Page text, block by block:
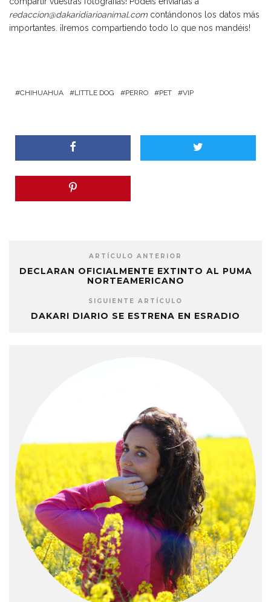
redaccion@dakaridiarioanimal.comcontándonos los datos más
importantes. ¡Iremos compartiendo todo lo que nos mandéis!
CHIHUAHUA LITTLE DOG PERRO PET VIP
ARTÍCULO ANTERIOR
DECLARAN OFICIALMENTE EXTINTO AL PUMA
NORTEAMERICANO
SIGUIENTE ARTÍCULO
DAKARI DIARIO SE ESTRENA EN ESRADIO